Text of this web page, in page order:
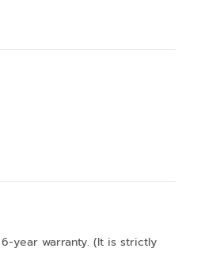
year warranty. (It is strictly